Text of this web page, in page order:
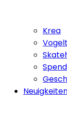
Krea